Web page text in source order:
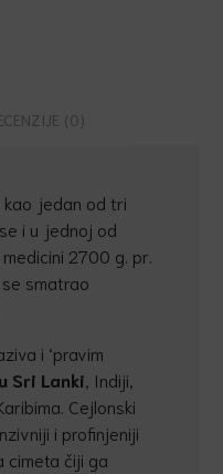
(0)
kao jedan od tri
i u jednoj od
2700 g. pr.
smatrao
i ‘pravim
Sri Lanki , Indiji,
Cejlonski
i profinjeniji
cimeta čiji ga